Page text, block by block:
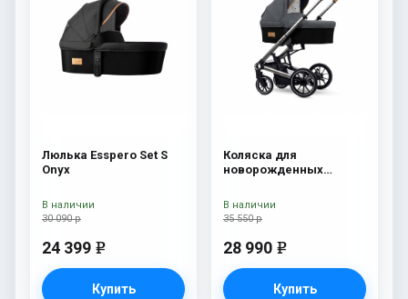
Люлька Esspero Set S
Onyx
30 090 р
24 399 e
Купить
В наличии
Коляска для
новорожденных
35 550 р
28 990 e
Купить
В наличии